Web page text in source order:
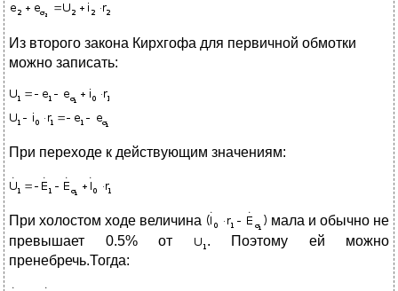
Из второго закона Кирхгофа для первичной обмотки
можно записать:
При переходе к действующим значениям:
При холостом ходе величина
мала и обычно не
превышает 0.5% от
. Поэтому ей можно
пренебречь.Тогда: